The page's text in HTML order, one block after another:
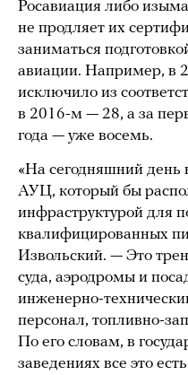
Росавиация либо
не продляет их
заниматься
авиации. Например, в
исключило из
в 2016-м — 28, а за
года — уже восемь.
«На сегодняшний день
АУЦ, который бы
инфраструктурой для
квалифицированных
Извольский. — Это
суда, аэродромы и
инженерно-
персонал, топливно-
По его словам, в
заведениях все это